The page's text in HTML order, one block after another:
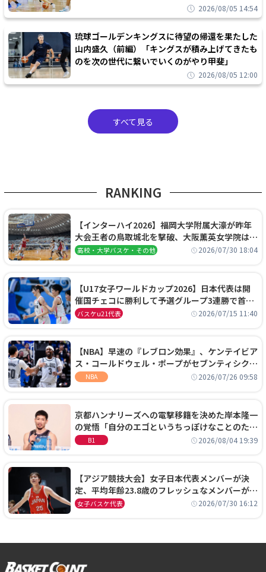
2026/08/05 14:54
琉球ゴールデンキングスに待望の帰還を果たした
山内盛久（前編）「キングスが積み上げてきたも
のを次の世代に繋いでいくのがやり甲斐」
2026/08/05 12:00
すべて見る
RANKING
【インターハイ2026】福岡大学附属大濠が昨年
大会王者の鳥取城北を撃破、大阪薫英女学院は岐
阜女子に完勝、大会3日目試合結果
高校・大学バスケ・その他 2026/07/30 18:04
【U17女子ワールドカップ2026】日本代表は開
催国チェコに勝利して予選グループ3連勝で首位
通過！準々決勝の相手はエジプトに決定
バスケu21代表 2026/07/15 11:40
【NBA】早速の『レブロン効果』、ケンテイビア
ス・コールドウェル・ポープがセブンティシクサ
ーズに1年契約で加入
NBA 2026/07/26 09:58
京都ハンナリーズへの電撃移籍を決めた岸本隆一
の覚悟「自分のエゴというちっぽけなことのため
に、京都に来たわけではない」
B1 2026/08/04 19:39
【アジア競技大会】女子日本代表メンバーが決
定、平均年齢23.8歳のフレッシュなメンバーが日
本開催の大舞台で頂点を狙う
女子バスケ代表 2026/07/30 16:12